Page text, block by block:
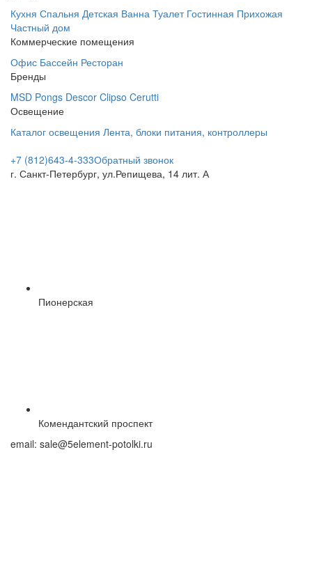
Кухня Спальня Детская Ванна Туалет Гостинная Прихожая
Частный дом
Коммерческие помещения
Офис Бассейн Ресторан
Бренды
MSD Pongs Descor Clipso Cerutti
Освещение
Каталог освещения Лента, блоки питания, контроллеры
+7 (812)643-4-333Обратный звонок
г. Санкт-Петербург, ул.Репищева, 14 лит. А
Пионерская
Комендантский проспект
email: sale@5element-potolki.ru